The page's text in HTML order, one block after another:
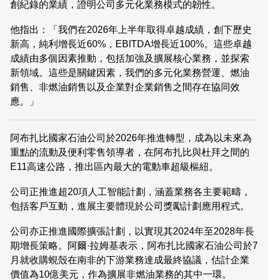
創紀錄的業績，證明公司多元化業務模式的韌性。
他指出：「我們在2026年上半年取得卓越成績，創下歷史
新高，純利增長近60%，EBITDA增長近100%。這些卓越
成績由多個因素推動，包括加強及擴展核心業務，並探索
新領域。這些是關鍵因素，我們的多元化業務營運、燃油
銷售、非燃油銷售以及企業對企業銷售之間存在協同效
應。」
阿布扎比國家石油公司於2026年推進轉型，成為以未來為
重點的流動及便利零售領導者，在阿布扎比與杜拜之間的
E11高速公路，推出區內最大的電動車超級樞紐。
公司正推進超20項人工智能計劃，涵蓋業務各主要範疇，
包括客戶互動，進展主要體現於公司獎勵計劃應用程式。
公司亦正推進國際擴張計劃，以實現其2024年至2028年長
期增長策略。阿爾·拉姆基表示，阿布扎比國家石油公司於7
月就收購蜆殼在南非的下游業務達成最終協議，估計企業
價值為10億美元，作為擴展非燃油業務的其中一環。